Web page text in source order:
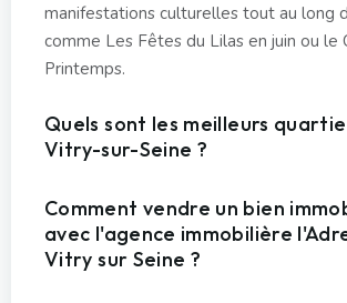
manifestations culturelles tout au long
comme Les Fêtes du Lilas en juin ou le
Printemps.
Quels sont les meilleurs
Vitry-sur-Seine ?
Comment vendre un bien
avec l'agence immobilière
Vitry sur Seine ?